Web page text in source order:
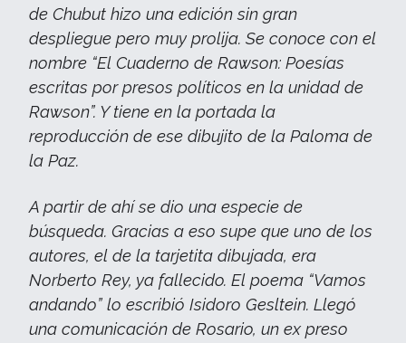
de Chubut hizo una edición sin gran
despliegue pero muy prolija. Se conoce con el
nombre “El Cuaderno de Rawson: Poesías
escritas por presos políticos en la unidad de
Rawson”. Y tiene en la portada la
reproducción de ese dibujito de la Paloma de
la Paz.
A partir de ahí se dio una especie de
búsqueda. Gracias a eso supe que uno de los
autores, el de la tarjetita dibujada, era
Norberto Rey, ya fallecido. El poema “Vamos
andando” lo escribió Isidoro Gesltein. Llegó
una comunicación de Rosario, un ex preso